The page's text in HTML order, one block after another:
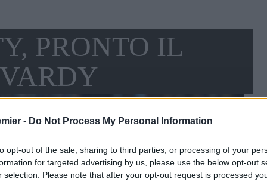
- Do Not Process My Personal Information
opt-out of the sale, sharing to third parties, or processing of your
for targeted advertising by us, please use the below opt-out
selection. Please note that after your opt-out request is processed
PRONTO IL